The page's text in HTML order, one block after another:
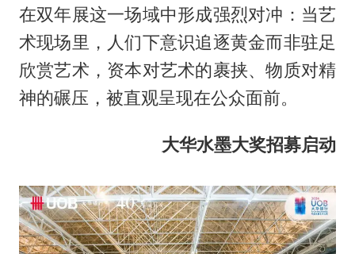
在双年展这一场域中形成强烈对冲：当艺
术现场里，人们下意识追逐黄金而非驻足
欣赏艺术，资本对艺术的裹挟、物质对精
神的碾压，被直观呈现在公众面前。
大华水墨大奖招募启动